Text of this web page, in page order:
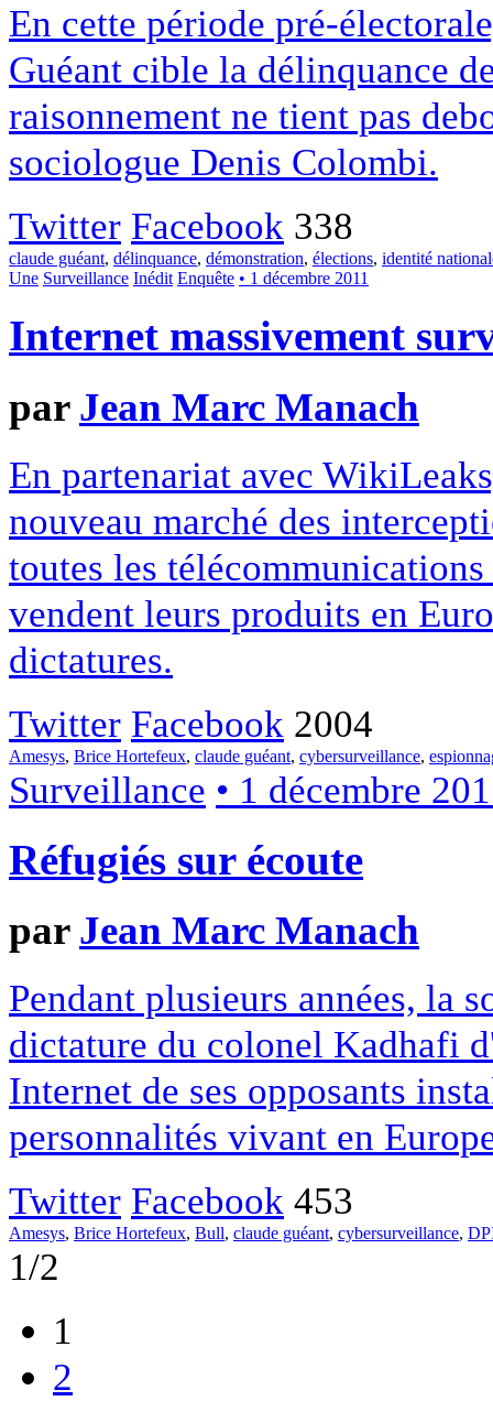
En cette période pré-
Guéant cible la délinquance
raisonnement ne tient pas
sociologue Denis Colombi.
Twitter Facebook 338
claude guéant, délinquance, démonstration, élections, identité
Une Surveillance Inédit Enquête • 1 décembre 2011
Internet massivement
par Jean Marc Manach
En partenariat avec
nouveau marché des
toutes les
vendent leurs produits en
dictatures.
Twitter Facebook 2004
Amesys, Brice Hortefeux, claude guéant, cybersurveillance,
Surveillance • 1 décembre
Réfugiés sur écoute
par Jean Marc Manach
Pendant plusieurs années, la
dictature du colonel Kadhafi
Internet de ses opposants
personnalités vivant en
Twitter Facebook 453
Amesys, Brice Hortefeux, Bull, claude guéant, cybersurveillance,
1/2
1
2